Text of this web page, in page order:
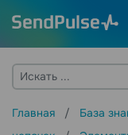
Главная База